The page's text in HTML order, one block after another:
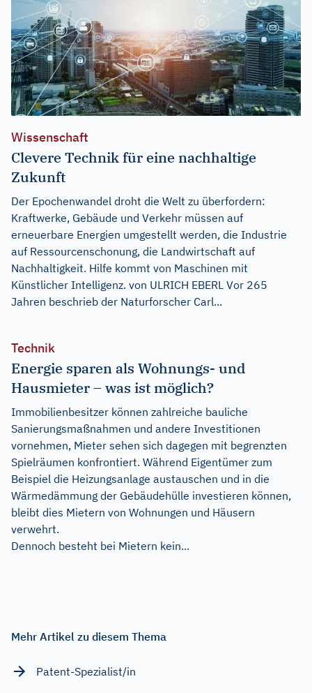
Wissenschaft
Clevere Technik für eine nachhaltige
Zukunft
Der Epochenwandel droht die Welt zu überfordern:
Kraftwerke, Gebäude und Verkehr müssen auf
erneuerbare Energien umgestellt werden, die Industrie
auf Ressourcenschonung, die Landwirtschaft auf
Nachhaltigkeit. Hilfe kommt von Maschinen mit
Künstlicher Intelligenz. von ULRICH EBERL Vor 265
Jahren beschrieb der Naturforscher Carl...
Technik
Energie sparen als Wohnungs- und
Hausmieter – was ist möglich?
Immobilienbesitzer können zahlreiche bauliche
Sanierungsmaßnahmen und andere Investitionen
vornehmen, Mieter sehen sich dagegen mit begrenzten
Spielräumen konfrontiert. Während Eigentümer zum
Beispiel die Heizungsanlage austauschen und in die
Wärmedämmung der Gebäudehülle investieren können,
bleibt dies Mietern von Wohnungen und Häusern
verwehrt.
Dennoch besteht bei Mietern kein...
Mehr Artikel zu diesem Thema
Patent-Spezialist/in